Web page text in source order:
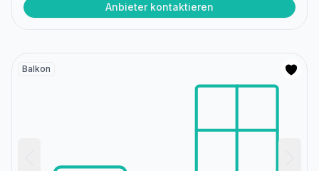
Anbieter kontaktieren
Balkon